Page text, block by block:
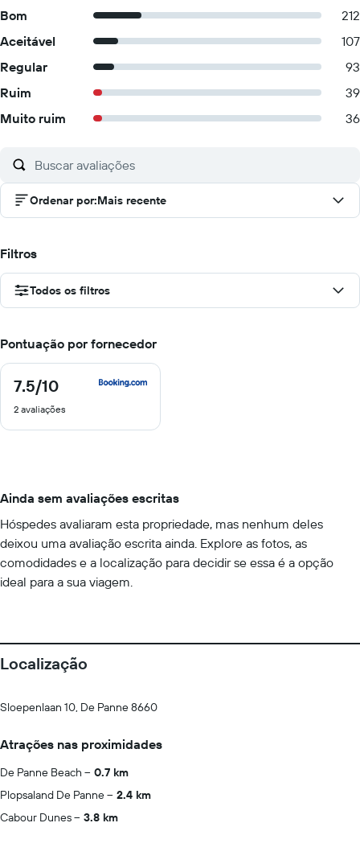
Bom
212
Aceitável
107
Regular
93
Ruim
39
Muito ruim
36
Ordenar por:Mais recente
Filtros
Todos os filtros
Pontuação por fornecedor
7.5/10
7.5
10
2 avaliações
Ainda sem avaliações escritas
Hóspedes avaliaram esta propriedade, mas nenhum deles
deixou uma avaliação escrita ainda. Explore as fotos, as
comodidades e a localização para decidir se essa é a opção
ideal para a sua viagem.
Localização
Sloepenlaan 10, De Panne 8660
Atrações nas proximidades
De Panne Beach
0.7 km
Plopsaland De Panne
2.4 km
Cabour Dunes
3.8 km